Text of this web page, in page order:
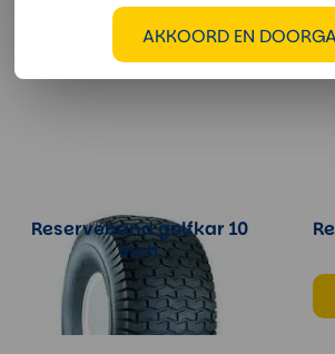
Reserveband golfkar 10
inch
Meer informatie
AKKOORD EN